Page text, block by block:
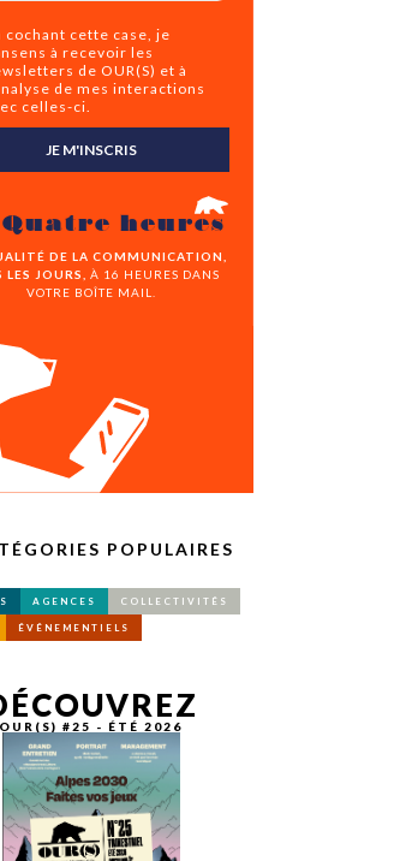
cochant cette case, je
à recevoir les
de OUR(S) et à
de mes interactions
celles-ci.
JE M'INSCRIS
Quatre heures
DE LA COMMUNICATION,
LES JOURS,
À 16 HEURES DANS
VOTRE BOÎTE MAIL.
POPULAIRES
AGENCES COLLECTIVITÉS
ÉVÉNEMENTIELS
OUR(S) #25 - ÉTÉ 2026